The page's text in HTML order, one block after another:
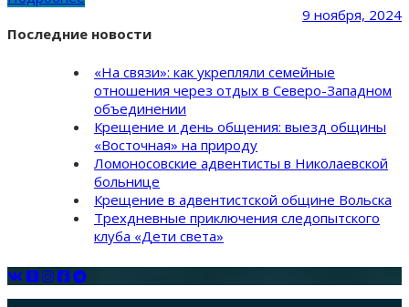
9 ноября, 2024
Последние новости
«На связи»: как укрепляли семейные
отношения через отдых в Северо-Западном
объединении
Крещение и день общения: выезд общины
«Восточная» на природу
Ломоносовские адвентисты в Николаевской
больнице
Крещение в адвентистской общине Вольска
Трехдневные приключения следопытского
клуба «Дети света»